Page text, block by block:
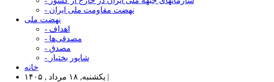
- نهضت مقاومت ملی ایران
نهضت ملی
- اهداف
- مصدقی‌ها
- مصدق
- شاپور بختیار
خانه
یکشنبه, ۱۸ مرداد , ۱۴۰۵ |